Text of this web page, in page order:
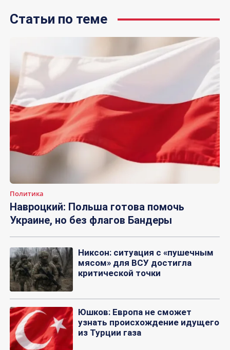
Статьи по теме
Политика
Навроцкий: Польша готова помочь
Украине, но без флагов Бандеры
Никсон: ситуация с «пушечным
мясом» для ВСУ достигла
критической точки
Юшков: Европа не сможет
узнать происхождение идущего
из Турции газа